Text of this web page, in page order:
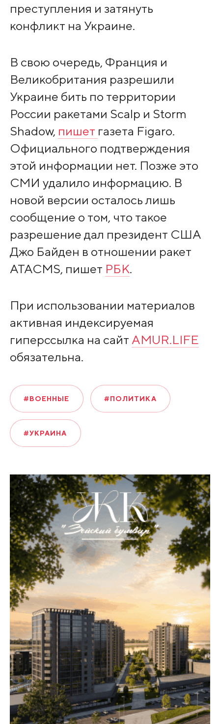
преступления и затянуть
конфликт на Украине.
В свою очередь, Франция и
Великобритания разрешили
Украине бить по территории
России ракетами Scalp и Storm
Shadow, пишет газета Figaro.
Официального подтверждения
этой информации нет. Позже это
СМИ удалило информацию. В
новой версии осталось лишь
сообщение о том, что такое
разрешение дал президент США
Джо Байден в отношении ракет
ATACMS, пишет РБК.
При использовании материалов
активная индексируемая
гиперссылка на сайт AMUR.LIFE
обязательна.
#ВОЕННЫЕ #ПОЛИТИКА
#УКРАИНА